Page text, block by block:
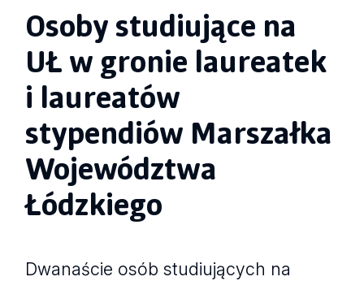
Osoby studiujące na
UŁ w gronie laureatek
i laureatów
stypendiów Marszałka
Województwa
Łódzkiego
Dwanaście osób studiujących na